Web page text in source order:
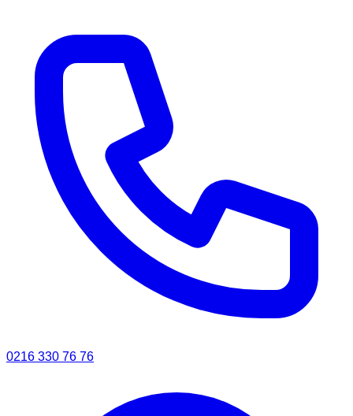
0216 330 76 76